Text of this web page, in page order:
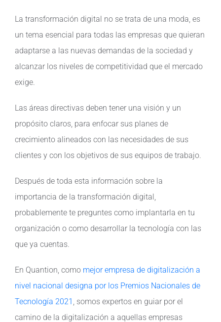
La transformación digital no se trata de una moda, es
un tema esencial para todas las empresas que quieran
adaptarse a las nuevas demandas de la sociedad y
alcanzar los niveles de competitividad que el mercado
exige.
Las áreas directivas deben tener una visión y un
propósito claros, para enfocar sus planes de
crecimiento alineados con las necesidades de sus
clientes y con los objetivos de sus equipos de trabajo.
Después de toda esta información sobre la
importancia de la transformación digital,
probablemente te preguntes como implantarla en tu
organización o como desarrollar la tecnología con las
que ya cuentas.
En Quantion, como mejor empresa de digitalización a
nivel nacional designa por los Premios Nacionales de
Tecnología 2021 , somos expertos en guiar por el
camino de la digitalización a aquellas empresas